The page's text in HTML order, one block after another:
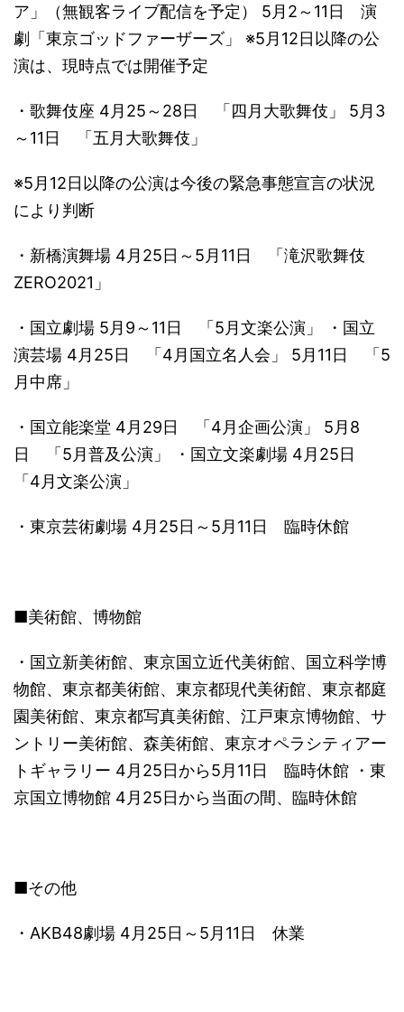
ア」（無観客ライブ配信を予定） 5月2～11日 演
劇「東京ゴッドファーザーズ」 ※5月12日以降の公
演は、現時点では開催予定
・歌舞伎座 4月25～28日 「四月大歌舞伎」 5月3
～11日 「五月大歌舞伎」
※5月12日以降の公演は今後の緊急事態宣言の状況
により判断
・新橋演舞場 4月25日～5月11日 「滝沢歌舞伎
ZERO2021」
・国立劇場 5月9～11日 「5月文楽公演」 ・国立
演芸場 4月25日 「4月国立名人会」 5月11日 「5
月中席」
・国立能楽堂 4月29日 「4月企画公演」 5月8
日 「5月普及公演」 ・国立文楽劇場 4月25日
「4月文楽公演」
・東京芸術劇場 4月25日～5月11日 臨時休館
■美術館、博物館
・国立新美術館、東京国立近代美術館、国立科学博
物館、東京都美術館、東京都現代美術館、東京都庭
園美術館、東京都写真美術館、江戸東京博物館、サ
ントリー美術館、森美術館、東京オペラシティアー
トギャラリー 4月25日から5月11日 臨時休館 ・東
京国立博物館 4月25日から当面の間、臨時休館
■その他
・AKB48劇場 4月25日～5月11日 休業